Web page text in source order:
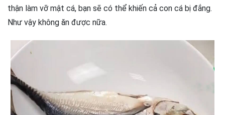
thận làm vỡ mật cá, bạn sẽ có thể khiến cả con cá bị đắng.
Như vậy không ăn được nữa.